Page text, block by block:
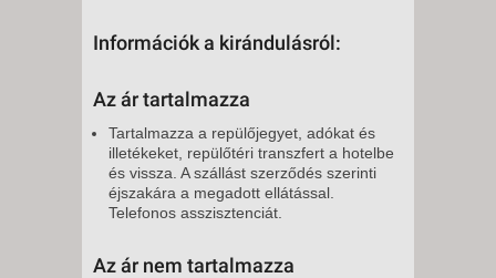
Információk a kirándulásról:
Az ár tartalmazza
Tartalmazza a repülőjegyet, adókat és
illetékeket, repülőtéri transzfert a hotelbe
és vissza. A szállást szerződés szerinti
éjszakára a megadott ellátással.
Telefonos asszisztenciát.
Az ár nem tartalmazza